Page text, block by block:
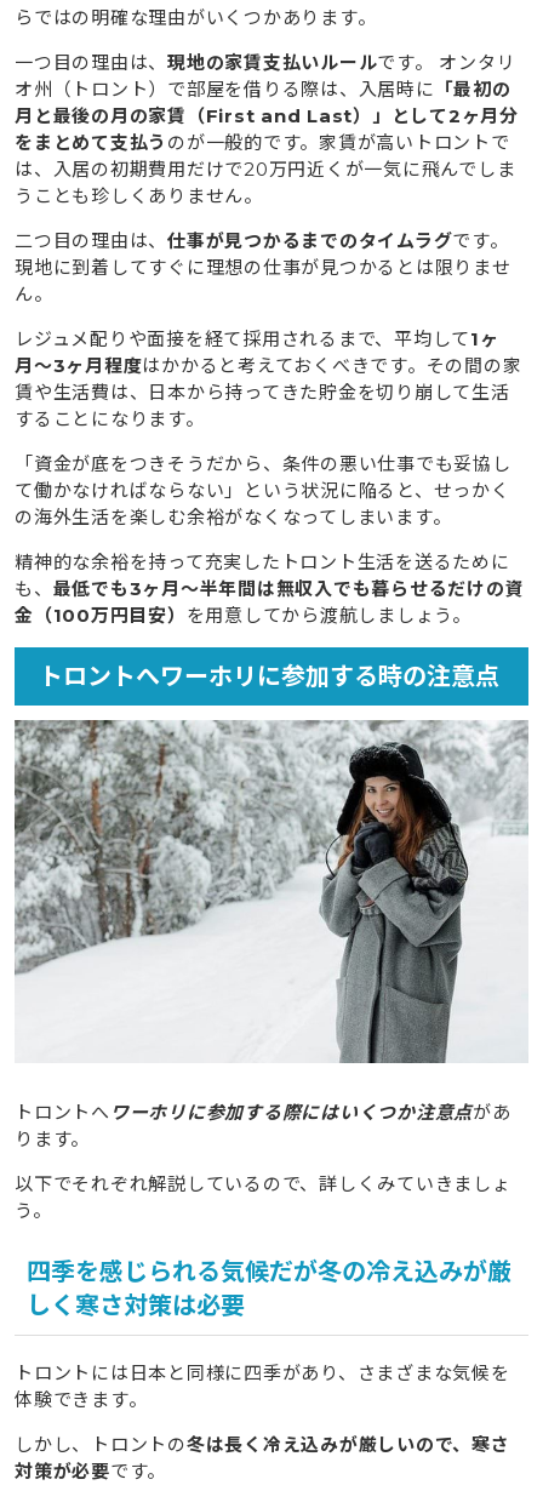
らではの明確な理由がいくつかあります。
一つ目の理由は、 現地の家賃支払いルールです。 オンタリ
オ州（トロント）で部屋を借りる際は、入居時に 「最初の
月と最後の月の家賃（First and Last）」として2ヶ月分
をまとめて支払う のが一般的です。家賃が高いトロントで
は、入居の初期費用だけで20万円近くが一気に飛んでしま
うことも珍しくありません。
二つ目の理由は、 仕事が見つかるまでのタイムラグです。
現地に到着してすぐに理想の仕事が見つかるとは限りませ
ん。
レジュメ配りや面接を経て採用されるまで、平均して1ヶ
月〜3ヶ月程度はかかると考えておくべきです。その間の家
賃や生活費は、日本から持ってきた貯金を切り崩して生活
することになります。
「資金が底をつきそうだから、条件の悪い仕事でも妥協し
て働かなければならない」という状況に陥ると、せっかく
の海外生活を楽しむ余裕がなくなってしまいます。
精神的な余裕を持って充実したトロント生活を送るために
も、 最低でも3ヶ月〜半年間は無収入でも暮らせるだけの資
金（100万円目安） を用意してから渡航しましょう。
トロントへワーホリに参加する時の注意点
トロントへ ワーホリに参加する際にはいくつか注意点があ
ります。
以下でそれぞれ解説しているので、詳しくみていきましょ
う。
四季を感じられる気候だが冬の冷え込みが厳
しく寒さ対策は必要
トロントには日本と同様に四季があり、さまざまな気候を
体験できます。
しかし、トロントの冬は長く冷え込みが厳しいので、寒さ
対策が必要です。